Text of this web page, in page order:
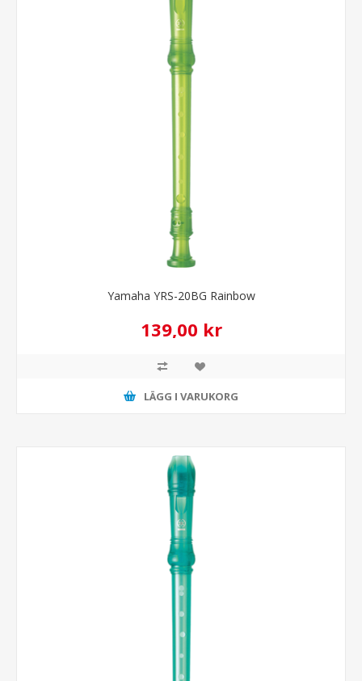
Yamaha YRS-20BG Rainbow
139,00 kr
LÄGG I VARUKORG